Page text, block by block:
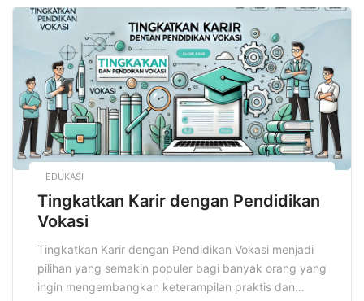
memudahkan pemasaran dan transaksi. Memilih Bisnis
Rumahan Paling Menjanjikan akan memberikan
peluang sukses lebih besar, sekaligus meminimalkan
[…]
EDUKASI
Tingkatkan Karir dengan Pendidikan
Vokasi
Tingkatkan Karir dengan Pendidikan Vokasi menjadi
pilihan yang semakin populer bagi banyak orang yang
ingin mengembangkan keterampilan praktis dan